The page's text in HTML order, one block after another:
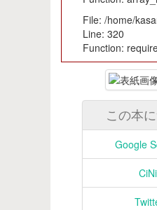
File: /home/
Line: 320
Function:
この本
Google